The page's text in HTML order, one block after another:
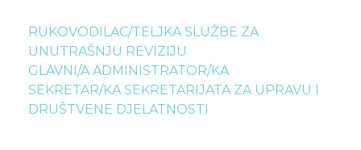
RUKOVODILAC/TELJKA SLUŽBE ZA
UNUTRAŠNJU REVIZIJU
GLAVNI/A ADMINISTRATOR/KA
SEKRETAR/KA SEKRETARIJATA ZA UPRAVU I
DRUŠTVENE DJELATNOSTI